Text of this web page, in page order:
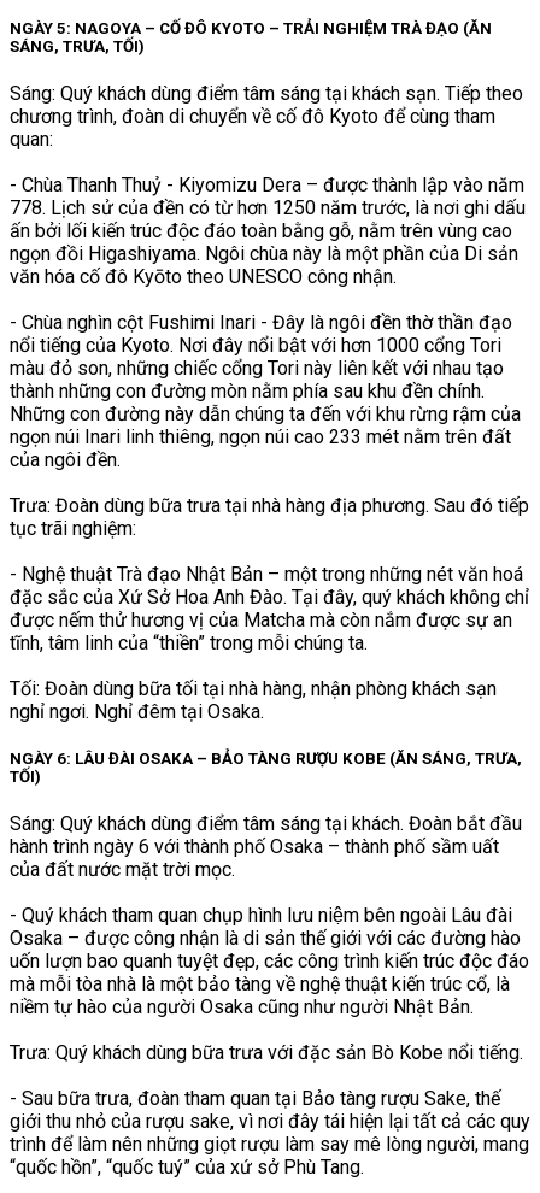
NGÀY 5: NAGOYA – CỐ ĐÔ KYOTO – TRẢI NGHIỆM TRÀ ĐẠO (ĂN
SÁNG, TRƯA, TỐI)
Sáng: Quý khách dùng điểm tâm sáng tại khách sạn. Tiếp theo
chương trình, đoàn di chuyển về cố đô Kyoto để cùng tham
quan:
- Chùa Thanh Thuỷ - Kiyomizu Dera – được thành lập vào năm
778. Lịch sử của đền có từ hơn 1250 năm trước, là nơi ghi dấu
ấn bởi lối kiến trúc độc đáo toàn bằng gỗ, nằm trên vùng cao
ngọn đồi Higashiyama. Ngôi chùa này là một phần của Di sản
văn hóa cố đô Kyōto theo UNESCO công nhận.
- Chùa nghìn cột Fushimi Inari - Đây là ngôi đền thờ thần đạo
nổi tiếng của Kyoto. Nơi đây nổi bật với hơn 1000 cổng Tori
màu đỏ son, những chiếc cổng Tori này liên kết với nhau tạo
thành những con đường mòn nằm phía sau khu đền chính.
Những con đường này dẫn chúng ta đến với khu rừng rậm của
ngọn núi Inari linh thiêng, ngọn núi cao 233 mét nằm trên đất
của ngôi đền.
Trưa: Đoàn dùng bữa trưa tại nhà hàng địa phương. Sau đó tiếp
tục trãi nghiệm:
- Nghệ thuật Trà đạo Nhật Bản – một trong những nét văn hoá
đặc sắc của Xứ Sở Hoa Anh Đào. Tại đây, quý khách không chỉ
được nếm thử hương vị của Matcha mà còn nắm được sự an
tĩnh, tâm linh của “thiền” trong mỗi chúng ta.
Tối: Đoàn dùng bữa tối tại nhà hàng, nhận phòng khách sạn
nghỉ ngơi. Nghỉ đêm tại Osaka.
NGÀY 6: LÂU ĐÀI OSAKA – BẢO TÀNG RƯỢU KOBE (ĂN SÁNG, TRƯA,
TỐI)
Sáng: Quý khách dùng điểm tâm sáng tại khách. Đoàn bắt đầu
hành trình ngày 6 với thành phố Osaka – thành phố sầm uất
của đất nước mặt trời mọc.
- Quý khách tham quan chụp hình lưu niệm bên ngoài Lâu đài
Osaka – được công nhận là di sản thế giới với các đường hào
uốn lượn bao quanh tuyệt đẹp, các công trình kiến trúc độc đáo
mà mỗi tòa nhà là một bảo tàng về nghệ thuật kiến trúc cổ, là
niềm tự hào của người Osaka cũng như người Nhật Bản.
Trưa: Quý khách dùng bữa trưa với đặc sản Bò Kobe nổi tiếng.
- Sau bữa trưa, đoàn tham quan tại Bảo tàng rượu Sake, thế
giới thu nhỏ của rượu sake, vì nơi đây tái hiện lại tất cả các quy
trình để làm nên những giọt rượu làm say mê lòng người, mang
“quốc hồn”, “quốc tuý” của xứ sở Phù Tang.